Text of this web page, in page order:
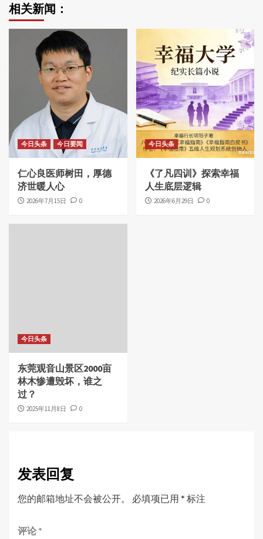
相关新闻：
今日头条 今日要闻
仁心良医师树田，厚德
济世暖人心
2026年7月15日 0
今日头条
《了凡四训》探索幸福
人生底层逻辑
2026年6月29日 0
今日头条
东莞观音山景区2000亩
林木惨遭毁坏，谁之
过？
2025年11月8日 0
发表回复
您的邮箱地址不会被公开。 必填项已用 * 标注
评论 *